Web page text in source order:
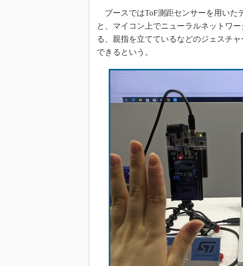
ブースではToF測距センサーを用いた
と、マイコン上でニューラルネットワ
る、親指を立てているなどのジェスチ
できるという。